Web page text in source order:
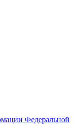
Федеральной